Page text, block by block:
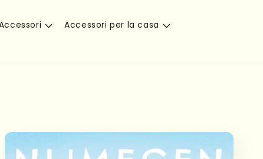
Accessori per la casa